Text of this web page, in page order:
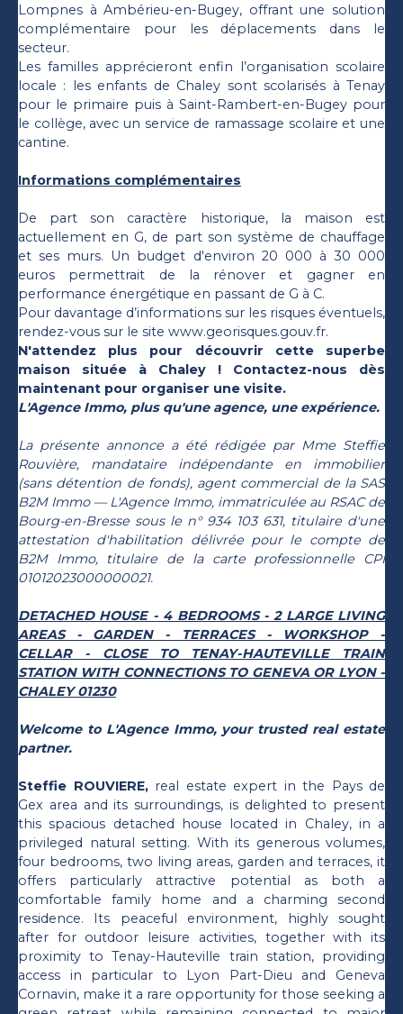
Lompnes à Ambérieu-en-Bugey, offrant une solution
complémentaire pour les déplacements dans le
secteur.
Les familles apprécieront enfin l’organisation scolaire
locale : les enfants de Chaley sont scolarisés à Tenay
pour le primaire puis à Saint-Rambert-en-Bugey pour
le collège, avec un service de ramassage scolaire et une
cantine.
Informations complémentaires
De part son caractère historique, la maison est
actuellement en G, de part son système de chauffage
et ses murs. Un budget d'environ 20 000 à 30 000
euros permettrait de la rénover et gagner en
performance énergétique en passant de G à C.
Pour davantage d’informations sur les risques éventuels,
rendez-vous sur le site www.georisques.gouv.fr.
N'attendez plus pour découvrir cette superbe
maison située à Chaley ! Contactez-nous dès
maintenant pour organiser une visite.
L'Agence Immo, plus qu'une agence, une expérience.
La présente annonce a été rédigée par Mme Steffie
Rouvière, mandataire indépendante en immobilier
(sans détention de fonds), agent commercial de la SAS
B2M Immo — L'Agence Immo, immatriculée au RSAC de
Bourg-en-Bresse sous le n° 934 103 631, titulaire d'une
attestation d'habilitation délivrée pour le compte de
B2M Immo, titulaire de la carte professionnelle CPI
01012023000000021.
DETACHED HOUSE - 4 BEDROOMS - 2 LARGE LIVING
AREAS - GARDEN - TERRACES - WORKSHOP -
CELLAR - CLOSE TO TENAY-HAUTEVILLE TRAIN
STATION WITH CONNECTIONS TO GENEVA OR LYON -
CHALEY 01230
Welcome to L'Agence Immo, your trusted real estate
partner.
Steffie ROUVIERE,real estate expert in the Pays de
Gex area and its surroundings, is delighted to present
this spacious detached house located in Chaley, in a
privileged natural setting. With its generous volumes,
four bedrooms, two living areas, garden and terraces, it
offers particularly attractive potential as both a
comfortable family home and a charming second
residence. Its peaceful environment, highly sought
after for outdoor leisure activities, together with its
proximity to Tenay-Hauteville train station, providing
access in particular to Lyon Part-Dieu and Geneva
Cornavin, make it a rare opportunity for those seeking a